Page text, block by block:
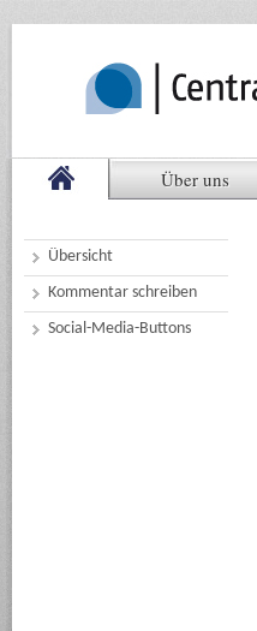
Über uns
Übersicht
Kommentar schreiben
Social-Media-Buttons